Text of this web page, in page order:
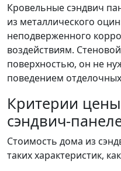
Кровельные сэндвич
из металлического
неподверженного
воздействиям.
поверхностью, он не
поведением
Критерии
сэндвич-
Стоимость дома из
таких характеристик,